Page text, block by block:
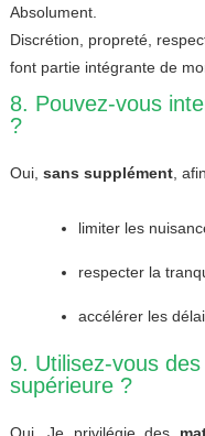
Absolument.
Discrétion, propreté,
font partie intégrante de
8. Pouvez-vous
?
Oui, sans supplément,
limiter les
respecter la
accélérer les
9. Utilisez-vous
supérieure ?